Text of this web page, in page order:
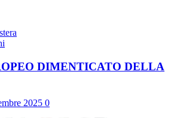
DIMENTICATO DELLA
2025 0